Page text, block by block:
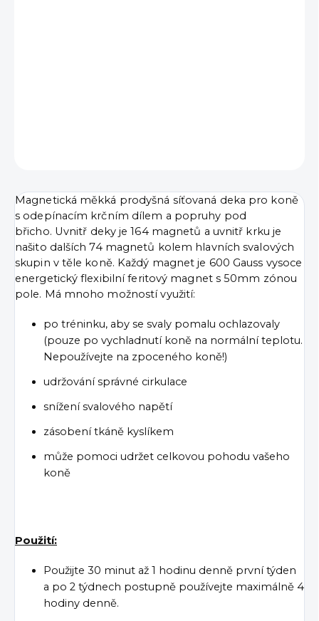
Magnetická měkká prodyšná síťovaná deka pro koně
s odepínacím krčním dílem a popruhy pod
břicho. Uvnitř deky je 164 magnetů a uvnitř krku je
našito dalších 74 magnetů kolem hlavních svalových
skupin v těle koně. Každý magnet je 600 Gauss vysoce
energetický flexibilní feritový magnet s 50mm zónou
pole. Má mnoho možností využití:
po tréninku, aby se svaly pomalu ochlazovaly
(pouze po vychladnutí koně na normální teplotu.
Nepoužívejte na zpoceného koně!)
udržování správné cirkulace
snížení svalového napětí
zásobení tkáně kyslíkem
může pomoci udržet celkovou pohodu vašeho
koně
Použití:
Použijte 30 minut až 1 hodinu denně první týden
a po 2 týdnech postupně používejte maximálně 4
hodiny denně.